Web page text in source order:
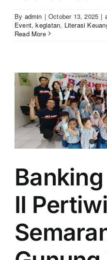
By admin | October 13, 2025 |
Event,kegiatan, Literasi
Read More
II Pertiwi